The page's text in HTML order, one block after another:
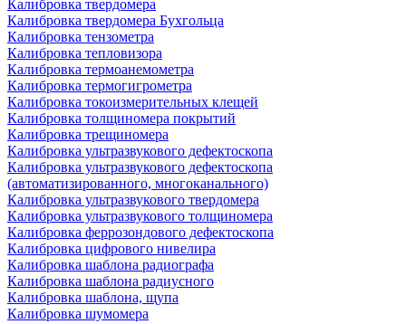
Калибровка твердомера
Калибровка твердомера Бухгольца
Калибровка тензометра
Калибровка тепловизора
Калибровка термоанемометра
Калибровка термогигрометра
Калибровка токоизмерительных клещей
Калибровка толщиномера покрытий
Калибровка трещиномера
Калибровка ультразвукового дефектоскопа
Калибровка ультразвукового дефектоскопа
(автоматизированного, многоканального)
Калибровка ультразвукового твердомера
Калибровка ультразвукового толщиномера
Калибровка феррозондового дефектоскопа
Калибровка цифрового нивелира
Калибровка шаблона радиографа
Калибровка шаблона радиусного
Калибровка шаблона, щупа
Калибровка шумомера